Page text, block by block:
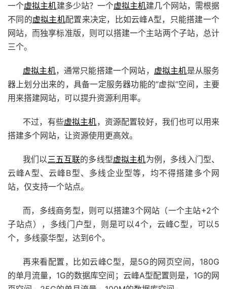
一个虚拟主机建多少站？一个虚拟主机建几个网站，需根据
不同的虚拟主机配置来决定，比如云峰A型，只能搭建一个
网站，而独享标准版，则可以搭建一个主站两个子站，总计
三个。
虚拟主机，通常只能搭建一个网站， 虚拟主机是从服务
器上划分出来的，具备一定服务器功能的“虚拟”空间，主要
用来搭建网站，可以提升资源利用率。
不过，有些虚拟主机，资源配置较好，我们也可以用来
搭建多个网站，让资源使用更高效。
我们以三五互联的多线型虚拟主机为例，多线入门型、
云峰A型、云峰B型、多线企业型等，均不得搭建多个网
站，仅支持一个站点。
而，多线商务型，则可以搭建3个网站（一个主站+2个
子站点），多线门户型，则是可以4个，云峰C型，可以5
个，多线豪华型，达到6个。
再来看配置，比如云峰C型，是5G的网页空间，180G
的单月流量，1G的数据库空间；云峰A型配置则是，1G的网